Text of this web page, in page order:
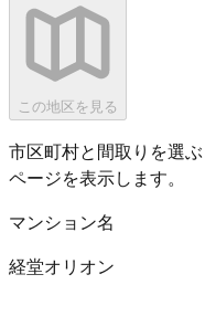
この地区を見る
市区町村と間取りを選
ページを表示します。
マンション名
経堂オリオン